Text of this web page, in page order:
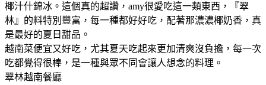
椰汁什錦冰。這個真的超讚，amy很愛吃這一類東西，『翠
林』的料特別豐富，每一種都好好吃，配著那濃濃椰奶香，真
是最好的夏日甜品。
越南菜便宜又好吃，尤其夏天吃起來更加清爽沒負擔，每一次
吃都覺得很棒，是一種與眾不同會讓人想念的料理。
翠林越南餐廳